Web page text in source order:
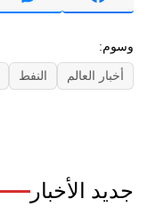
وسوم:
أخبار العالم النفط
جديد الأخبار